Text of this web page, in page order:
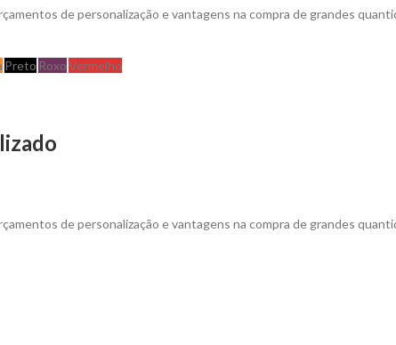
de personalização e vantagens na compra de grandes
Preto RoxoVermelho
de personalização e vantagens na compra de grandes